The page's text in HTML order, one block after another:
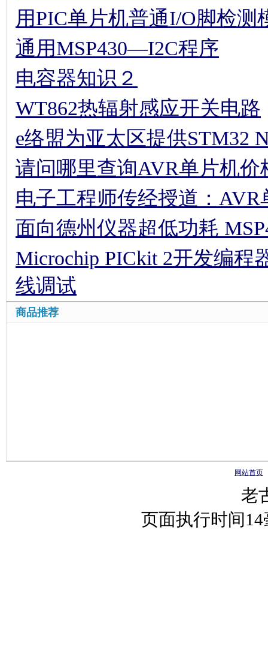
用PIC单片机普通I/O脚检测
通用MSP430—I2C程序
电容器知识２
WT862热辐射感应开关电路
e络盟为亚太区提供STM32
请问哪里查询AVR单片机
电子工程师传经授道：
面向德州仪器超低功耗
Microchip PICkit 2开发编程
线调试
商品推荐
网站首页
老
页面执行时间